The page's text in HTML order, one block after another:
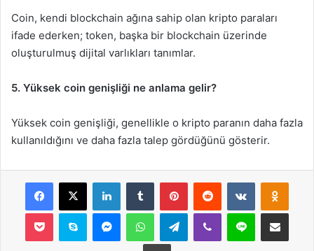
Coin, kendi blockchain ağına sahip olan kripto paraları
ifade ederken; token, başka bir blockchain üzerinde
oluşturulmuş dijital varlıkları tanımlar.
5. Yüksek coin genişliği ne anlama gelir?
Yüksek coin genişliği, genellikle o kripto paranın daha fazla
kullanıldığını ve daha fazla talep gördüğünü gösterir.
Facebook
X LinkedInTumblr PinterestReddit VKontakte
Pocket Skype MessengerWhatsAppTelegramViber Line E-Posta ile
Yazdır